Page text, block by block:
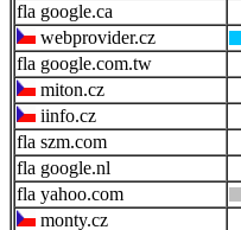
google.ca
webprovider.cz
google.com.tw
miton.cz
iinfo.cz
szm.com
google.nl
yahoo.com
monty.cz